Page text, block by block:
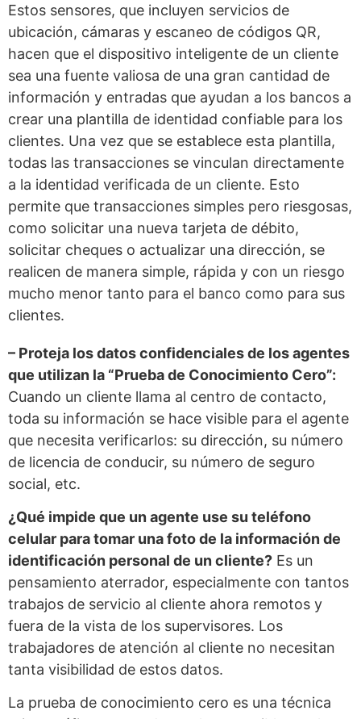
Estos sensores, que incluyen servicios de
ubicación, cámaras y escaneo de códigos QR,
hacen que el dispositivo inteligente de un cliente
sea una fuente valiosa de una gran cantidad de
información y entradas que ayudan a los bancos a
crear una plantilla de identidad confiable para los
clientes. Una vez que se establece esta plantilla,
todas las transacciones se vinculan directamente
a la identidad verificada de un cliente. Esto
permite que transacciones simples pero riesgosas,
como solicitar una nueva tarjeta de débito,
solicitar cheques o actualizar una dirección, se
realicen de manera simple, rápida y con un riesgo
mucho menor tanto para el banco como para sus
clientes.
– Proteja los datos confidenciales de los agentes
que utilizan la “Prueba de Conocimiento Cero”:
Cuando un cliente llama al centro de contacto,
toda su información se hace visible para el agente
que necesita verificarlos: su dirección, su número
de licencia de conducir, su número de seguro
social, etc.
¿Qué impide que un agente use su teléfono
celular para tomar una foto de la información de
identificación personal de un cliente? Es un
pensamiento aterrador, especialmente con tantos
trabajos de servicio al cliente ahora remotos y
fuera de la vista de los supervisores. Los
trabajadores de atención al cliente no necesitan
tanta visibilidad de estos datos.
La prueba de conocimiento cero es una técnica